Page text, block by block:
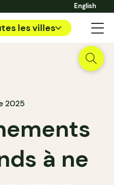
English
les villes
2025
à ne